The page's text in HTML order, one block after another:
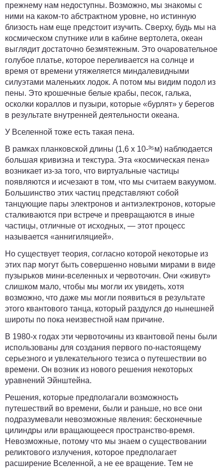
прежнему нам недоступны. Возможно, мы знакомы с
ними на каком-то абстрактном уровне, но истинную
близость нам еще предстоит изучить. Сверху, будь мы на
космическом спутнике или в кабине вертолета, океан
выглядит достаточно безмятежным. Это очаровательное
голубое платье, которое переливается на солнце и
время от времени утяжеляется миндалевидными
силуэтами маленьких лодок. А потом мы видим подол из
пены. Это крошечные белые крабы, песок, галька,
осколки кораллов и пузыри, которые «бурлят» у берегов
в результате внутренней деятельности океана.
У Вселенной тоже есть такая пена.
В рамках планковской длины (1,6 х 10-³⁵м) наблюдается
большая кривизна и текстура. Эта «космическая пена»
возникает из-за того, что виртуальные частицы
появляются и исчезают в том, что мы считаем вакуумом.
Большинство этих частиц представляют собой
танцующие пары электронов и антиэлектронов, которые
сталкиваются при встрече и превращаются в иные
частицы, отличные от исходных, — этот процесс
называется «аннигиляцией».
Но существует теория, согласно которой некоторые из
этих пар могут быть совершенно новыми мирами в виде
пузырьков мини-вселенных и червоточин. Они «живут»
слишком мало, чтобы мы могли их увидеть, хотя
возможно, что даже мы могли появиться в результате
этого квантового танца, который раздулся до нынешней
широты по пока неизвестной нам причине.
В 1980-х годах эти червоточины из квантовой пены были
использованы для создания первого по-настоящему
серьезного и увлекательного тезиса о путешествии во
времени. Он возник из нового решения некоторых
уравнений Эйнштейна.
Решения, которые предполагали возможность
путешествий во времени, были и раньше, но все они
подразумевали невозможные явления: бесконечные
цилиндры или вращающееся пространство-время.
Невозможные, потому что мы знаем о существовании
реликтового излучения, которое предполагает
расширение Вселенной, а не ее вращение. Тем не